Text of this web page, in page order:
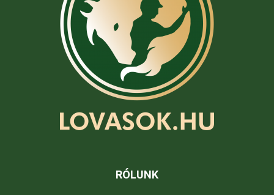
RÓLUNK